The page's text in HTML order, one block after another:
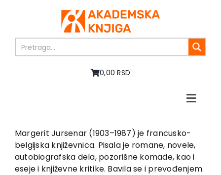
0,00 RSD
Toggle
About us
Books
In preparation
Margerit Jursenar (1903–1987) je francusko-
belgijska književnica. Pisala je romane, novele,
autobiografska dela, pozorišne komade, kao i
eseje i književne kritike. Bavila se i prevođenjem.